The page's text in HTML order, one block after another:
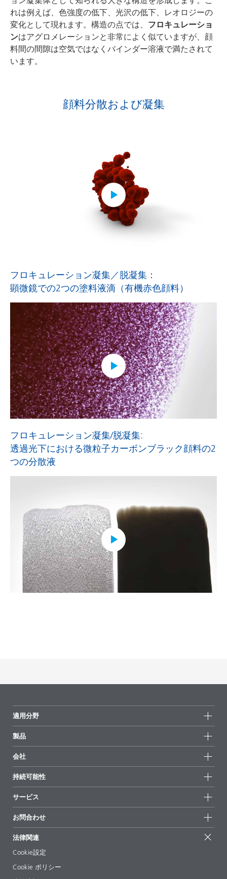
れは例えば、色強度の低下、光沢の低下、レオロジーの
変化として現れます。構造の点では、 フロキュレーショ
ンはアグロメレーションと非常によく似ていますが、顔
料間の間隙は空気ではなくバインダー溶液で満たされて
います。
顔料分散および凝集
フロキュレーション凝集／脱凝集：
顕微鏡での2つの塗料液滴（有機赤色顔料）
フロキュレーション凝集/脱凝集:
透過光下における微粒子カーボンブラック顔料の2
つの分散液
適用分野
製品
全製品
ハイライト
会社
ニュース
拠点と販売代理店
展示会 & イベント
経営陣
持続可能性
持続可能な製品
サクセスストーリー
EcoVadis
証明書
サービス
配合の出発点
論文記事
ebooks(電子書籍)
法令情報
お問合わせ
法律関連
Cookie設定
Cookie ポリシー